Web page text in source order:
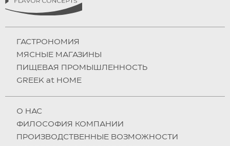
ГАСТРОНОМИЯ
МЯСНЫЕ МАГАЗИНЫ
ПИЩЕВАЯ ПРОМЫШЛЕННОСТЬ
GREEK at HOME
О НAC
ФИЛОСОФИЯ КОМПАНИИ
ПРОИЗВОДСТВЕННЫЕ ВОЗМОЖНОСТИ